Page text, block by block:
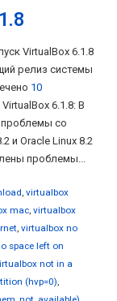
VirtualBox 6.1.8
релиз системы
10
6.1.8: В
проблемы со
и Oracle Linux 8.2
проблемы...
, virtualbox
mac, virtualbox
, virtualbox no
space left on
not in a
(hvp=0),